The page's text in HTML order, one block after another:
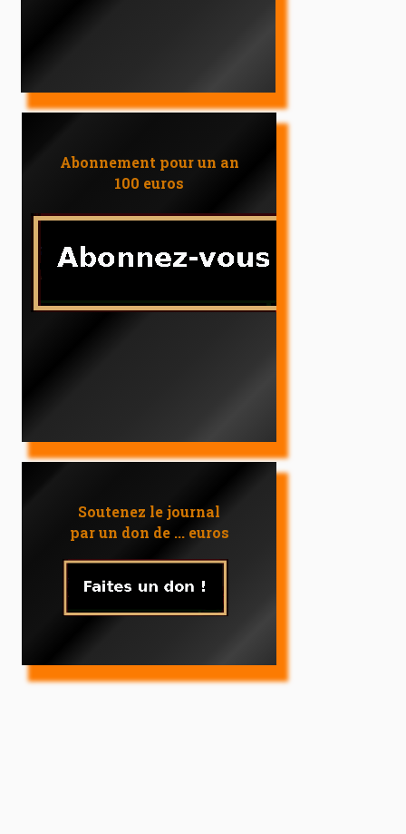
Abonnement pour un an
100 euros
Soutenez le journal
par un don de ... euros